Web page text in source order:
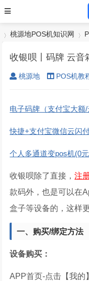
桃源地POS机知识网
›
收银呗丨码牌 云音
桃源地 POS机教
电子码牌（支付宝大额/
快捷+支付宝微信云闪
个人多通道变pos机(0
收银呗除了直接，注
款码外，也是可以在
盒子等设备的，这样
一、 购买/绑定方法
设备购买：
APP首页-点击【我的